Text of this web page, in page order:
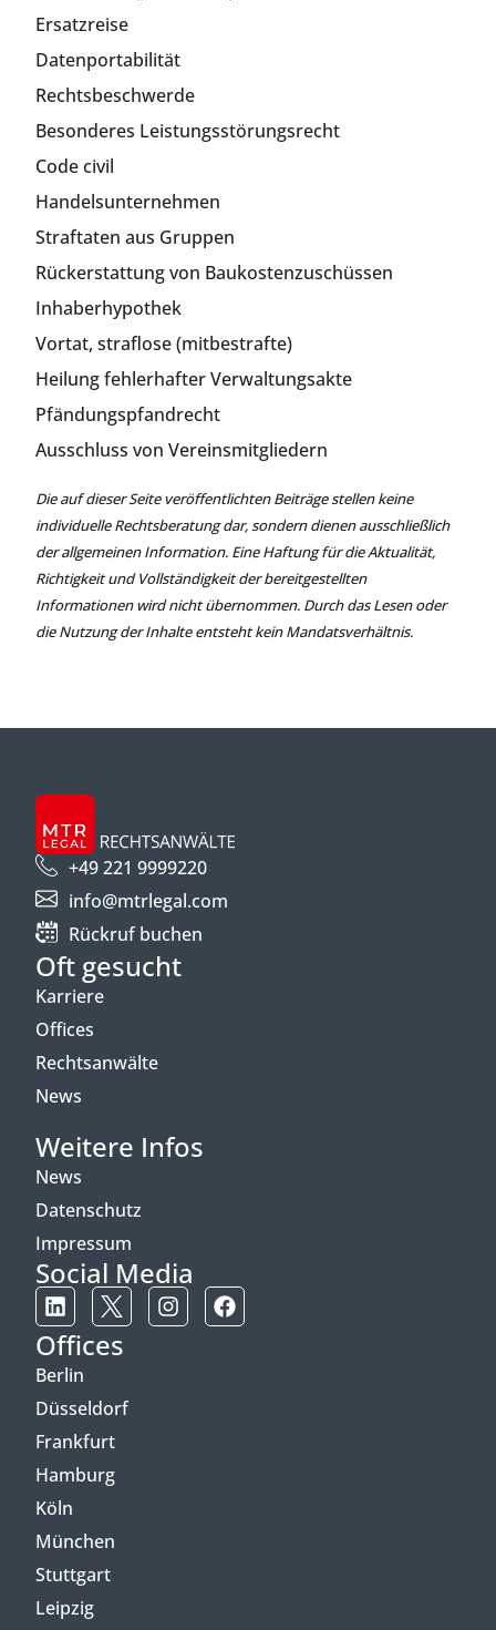
Ersatzreise
Datenportabilität
Rechtsbeschwerde
Besonderes Leistungsstörungsrecht
Code civil
Handelsunternehmen
Straftaten aus Gruppen
Rückerstattung von Baukostenzuschüssen
Inhaberhypothek
Vortat, straflose (mitbestrafte)
Heilung fehlerhafter Verwaltungsakte
Pfändungspfandrecht
Ausschluss von Vereinsmitgliedern
Die auf dieser Seite veröffentlichten Beiträge stellen keine
individuelle Rechtsberatung dar, sondern dienen ausschließlich
der allgemeinen Information. Eine Haftung für die Aktualität,
Richtigkeit und Vollständigkeit der bereitgestellten
Informationen wird nicht übernommen. Durch das Lesen oder
die Nutzung der Inhalte entsteht kein Mandatsverhältnis.
+49 221 9999220
info@mtrlegal.com
Rückruf buchen
Oft gesucht
Karriere
Offices
Rechtsanwälte
News
Weitere Infos
News
Datenschutz
Impressum
Social Media
Offices
Berlin
Düsseldorf
Frankfurt
Hamburg
Köln
München
Stuttgart
Leipzig